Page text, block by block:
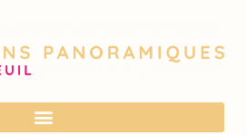
vérifiez nos
ou nos réseaux
visite. Ils peuvent
votre confort.
OK